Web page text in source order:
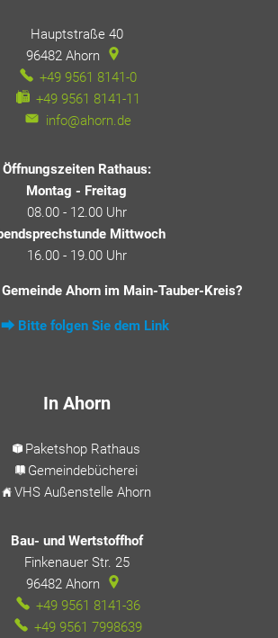
Hauptstraße 40
96482 Ahorn
+49 9561 8141-0
+49 9561 8141-11
info@ahorn.de
Öffnungszeiten Rathaus:
Montag - Freitag
08.00 - 12.00 Uhr
Mittwoch
16.00 - 19.00 Uhr
Ahorn im Main-Tauber-Kreis?
⮕ Bitte folgen Sie dem Link
In Ahorn
Paketshop Rathaus
Gemeindebücherei
VHS Außenstelle Ahorn
Bau- und Wertstoffhof
Finkenauer Str. 25
96482 Ahorn
+49 9561 8141-36
+49 9561 7998639